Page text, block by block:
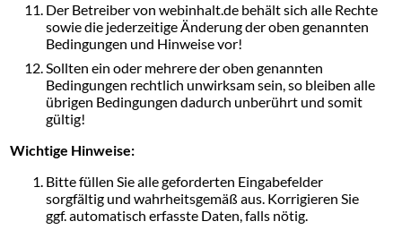
Der Betreiber von webinhalt.de behält sich alle Rechte
sowie die jederzeitige Änderung der oben genannten
Bedingungen und Hinweise vor!
Sollten ein oder mehrere der oben genannten
Bedingungen rechtlich unwirksam sein, so bleiben alle
übrigen Bedingungen dadurch unberührt und somit
gültig!
Wichtige Hinweise:
Bitte füllen Sie alle geforderten Eingabefelder
sorgfältig und wahrheitsgemäß aus. Korrigieren Sie
ggf. automatisch erfasste Daten, falls nötig.